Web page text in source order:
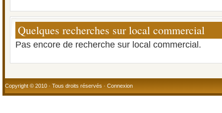
Quelques recherches sur local commercial
Pas encore de recherche sur local commercial.
Copyright © 2010 · Tous droits réservés · Connexion